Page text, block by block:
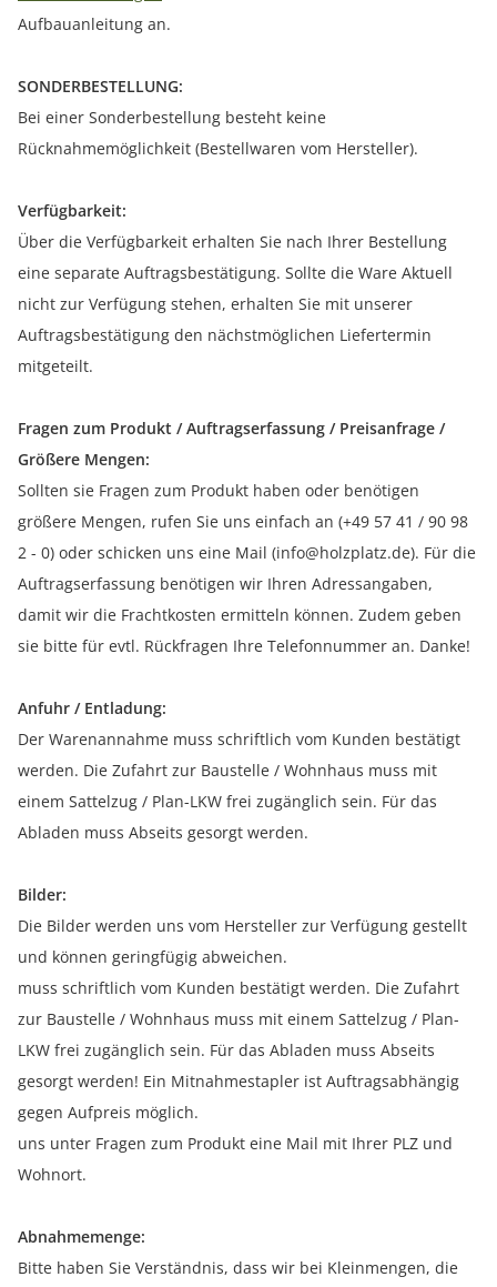
Aufbauanleitung an.
SONDERBESTELLUNG:
Bei einer Sonderbestellung besteht keine
Rücknahmemöglichkeit (Bestellwaren vom Hersteller).
Verfügbarkeit:
Über die Verfügbarkeit erhalten Sie nach Ihrer Bestellung
eine separate Auftragsbestätigung. Sollte die Ware Aktuell
nicht zur Verfügung stehen, erhalten Sie mit unserer
Auftragsbestätigung den nächstmöglichen Liefertermin
mitgeteilt.
Fragen zum Produkt / Auftragserfassung / Preisanfrage /
Größere Mengen:
Sollten sie Fragen zum Produkt haben oder benötigen
größere Mengen, rufen Sie uns einfach an (+49 57 41 / 90 98
2 - 0) oder schicken uns eine Mail (info@holzplatz.de). Für die
Auftragserfassung benötigen wir Ihren Adressangaben,
damit wir die Frachtkosten ermitteln können. Zudem geben
sie bitte für evtl. Rückfragen Ihre Telefonnummer an. Danke!
Anfuhr / Entladung:
Der Warenannahme muss schriftlich vom Kunden bestätigt
werden. Die Zufahrt zur Baustelle / Wohnhaus muss mit
einem Sattelzug / Plan-LKW frei zugänglich sein. Für das
Abladen muss Abseits gesorgt werden.
Bilder:
Die Bilder werden uns vom Hersteller zur Verfügung gestellt
und können geringfügig abweichen.
muss schriftlich vom Kunden bestätigt werden. Die Zufahrt
zur Baustelle / Wohnhaus muss mit einem Sattelzug / Plan-
LKW frei zugänglich sein. Für das Abladen muss Abseits
gesorgt werden! Ein Mitnahmestapler ist Auftragsabhängig
gegen Aufpreis möglich.
uns unter Fragen zum Produkt eine Mail mit Ihrer PLZ und
Wohnort.
Abnahmemenge:
Bitte haben Sie Verständnis, dass wir bei Kleinmengen, die